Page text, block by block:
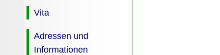
Vita
Adressen und
Informationen